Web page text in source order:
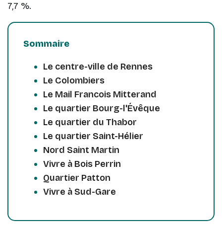
7,7 %.
Sommaire
Le centre-ville de Rennes
Le Colombiers
Le Mail Francois Mitterand
Le quartier Bourg-l'Évêque
Le quartier du Thabor
Le quartier Saint-Hélier
Nord Saint Martin
Vivre à Bois Perrin
Quartier Patton
Vivre à Sud-Gare